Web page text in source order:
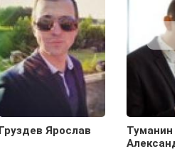
Груздев Ярослав
Туманин